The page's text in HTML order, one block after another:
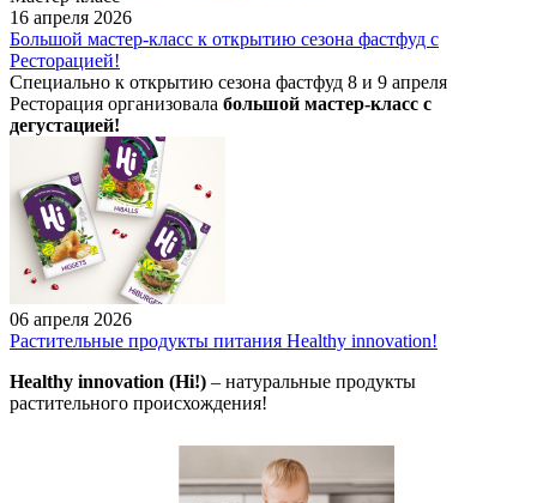
16 апреля 2026
Большой мастер-класс к открытию сезона фастфуд с
Ресторацией!
Специально к открытию сезона фастфуд 8 и 9 апреля
Ресторация организовала большой мастер-класс с
дегустацией!
06 апреля 2026
Растительные продукты питания Healthy innovation!
Healthy innovation (Hi!) – натуральные продукты
растительного происхождения!